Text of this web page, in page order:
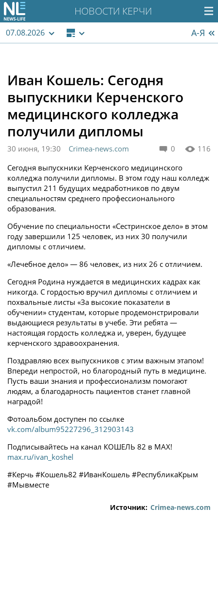
НОВОСТИ КЕРЧИ
07.08.2026 А-Я
Иван Кошель: Сегодня
выпускники Керченского
медицинского колледжа
получили дипломы
0 116
30 июня, 19:30
Crimea-news.com
Сегодня выпускники Керченского медицинского
колледжа получили дипломы. В этом году наш колледж
выпустил 211 будущих медработников по двум
специальностям среднего профессионального
образования.
Обучение по специальности «Сестринское дело» в этом
году завершили 125 человек, из них 30 получили
дипломы с отличием.
«Лечебное дело» — 86 человек, из них 26 с отличием.
Сегодня Родина нуждается в медицинских кадрах как
никогда. С гордостью вручил дипломы с отличием и
похвальные листы «За высокие показатели в
обучении» студентам, которые продемонстрировали
выдающиеся результаты в учебе. Эти ребята —
настоящая гордость колледжа и, уверен, будущее
керченского здравоохранения.
Поздравляю всех выпускников с этим важным этапом!
Впереди непростой, но благородный путь в медицине.
Пусть ваши знания и профессионализм помогают
людям, а благодарность пациентов станет главной
наградой!
Фотоальбом доступен по ссылке
vk.com/album95227296_312903143
Подписывайтесь на канал КОШЕЛЬ 82 в МАХ!
max.ru/ivan_koshel
#Керчь #Кошель82 #ИванКошель #РеспубликаКрым
#Мывместе
Источник: Crimea-news.com